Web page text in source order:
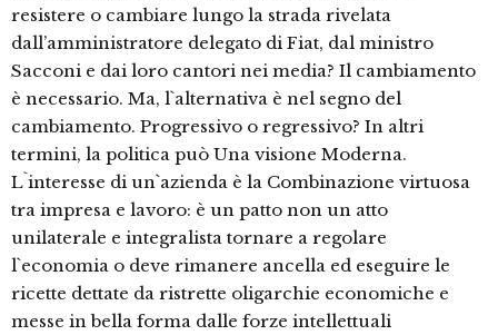
resistere o cambiare lungo la strada rivelata
dall’amministratore delegato di Fiat, dal ministro
Sacconi e dai loro cantori nei media? Il cambiamento
è necessario. Ma, l`alternativa è nel segno del
cambiamento. Progressivo o regressivo? In altri
termini, la politica può Una visione Moderna.
L`interesse di un`azienda è la Combinazione virtuosa
tra impresa e lavoro: è un patto non un atto
unilaterale e integralista tornare a regolare
l`economia o deve rimanere ancella ed eseguire le
ricette dettate da ristrette oligarchie economiche e
messe in bella forma dalle forze intellettuali